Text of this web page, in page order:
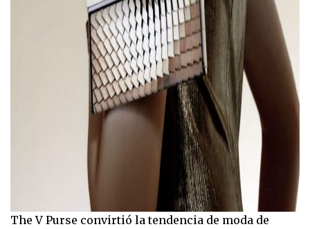
The V Purse convirtió la tendencia de moda de